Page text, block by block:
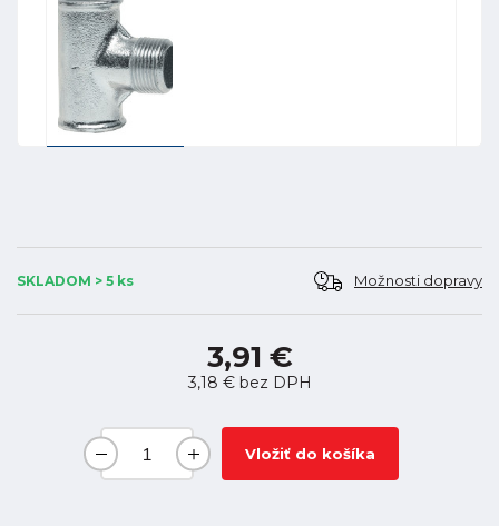
SKLADOM > 5 ks Možnosti dopravy
3,91 €
3,18 €bez DPH
Vložiť do košíka